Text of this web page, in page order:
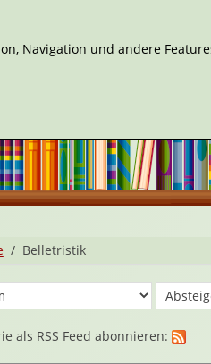
Belletristik
als RSS Feed abonnieren:
Navigation und andere